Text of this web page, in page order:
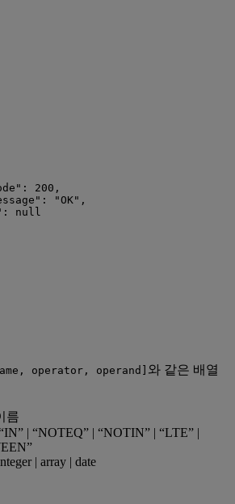
: 200 ,
: "OK" ,
: null
operator, operand] 와 같은 배열
름
| “NOTEQ” | “NOTIN” | “LTE” |
| array | date